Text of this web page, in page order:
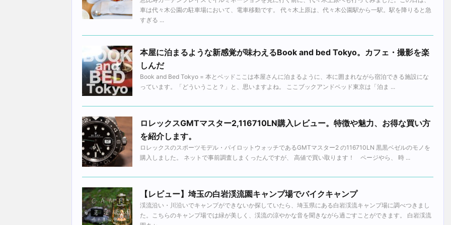
車は代々木公園の駐車場において、電車移動です。 代々木上原は、代々木公園駅から一駅。駅を降りると急
すぎる ...
本屋に泊まるような新感覚が味わえるBook and bed Tokyo。カフェ・撮影を楽
しんだ
Book and Bed Tokyo = 本とベッドここは本屋さんに泊まるように、本に囲まれながら宿泊できる施設にな
っています。「どういうこと？」と、思いますよね。 ここブックアンドベッド東京は「泊ま ...
ロレックスGMTマスター2,116710LN購入レビュー。特徴や魅力、お得な買い方
を紹介します。
ロレックスのスポーツモデル・パイロットウォッチであるGMTマスター2 の116710LN 黒黒ベゼルのモノを
購入しました。 ネットで事前調査しまくったんですが、 高値で買い取ります！ ページやら、 時 ...
【レビュー】埼玉の白岩渓流園キャンプ場でバイクキャンプ
渓流沿い・川沿いでキャンプができないか探していたら、埼玉県にある白岩渓流キャンプ場に調べつきまし
た。こちらのキャンプ場では緑が美しく、渓流の涼やかな音を聞きながら過ごすことができます。 白岩渓流